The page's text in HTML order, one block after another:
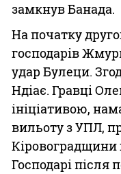
замкнув Банада.
На початку
господарів
удар Булеци.
Ндіає. Гравці
ініціативою,
вильоту з УПЛ,
Кіровоградщини
Господарі після